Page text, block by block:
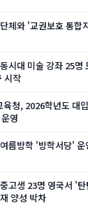
체와 '교권보호 통합
시대 미술 강좌 25
시작
청, 2026학년도 대
영
름방학 '방학서당' 운
고생 23명 영국서 '
양성 박차